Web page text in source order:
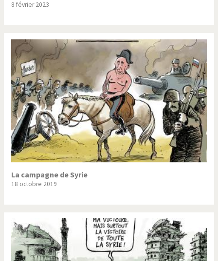
Vous avez dit "Islam"?
8 février 2023
La campagne de Syrie
18 octobre 2019